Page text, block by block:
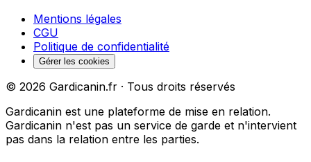
Mentions légales
CGU
Politique de confidentialité
Gérer les cookies
© 2026 Gardicanin.fr · Tous droits réservés
Gardicanin est une plateforme de mise en relation.
Gardicanin n'est pas un service de garde et n'intervient
pas dans la relation entre les parties.